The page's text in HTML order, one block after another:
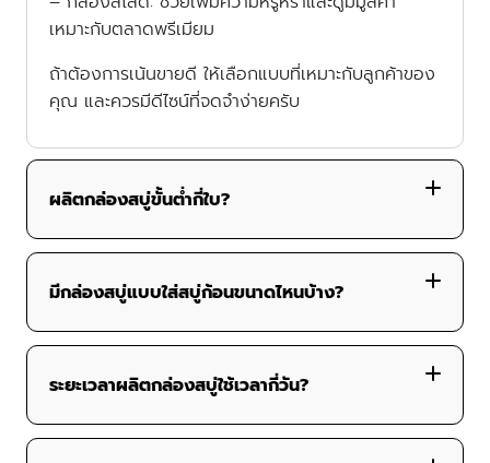
เหมาะกับตลาดพรีเมียม
ถ้าต้องการเน้นขายดี ให้เลือกแบบที่เหมาะกับลูกค้าของ
คุณ และควรมีดีไซน์ที่จดจำง่ายครับ
ผลิตกล่องสบู่ขั้นต่ำกี่ใบ?
มีกล่องสบู่แบบใส่สบู่ก้อนขนาดไหนบ้าง?
– สบู่ขนาด 50–100 กรัม:
ระยะเวลาผลิตกล่องสบู่ใช้เวลากี่วัน?